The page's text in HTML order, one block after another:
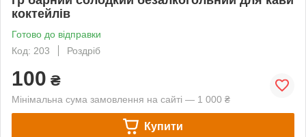
коктейлів
Готово до відправки
Код: 203
Роздріб
100 ₴
Мінімальна сума замовлення на сайті — 1 000 ₴
Купити